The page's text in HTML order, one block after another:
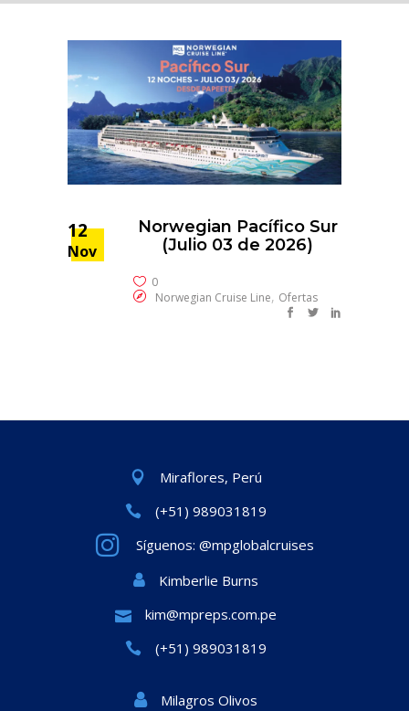
12
Nov
Norwegian Pacífico Sur
(Julio 03 de 2026)
0
Norwegian Cruise Line, Ofertas
Miraflores, Perú
(+51) 989031819
Síguenos: @mpglobalcruises
Kimberlie Burns
kim@mpreps.com.pe
(+51) 989031819
Milagros Olivos